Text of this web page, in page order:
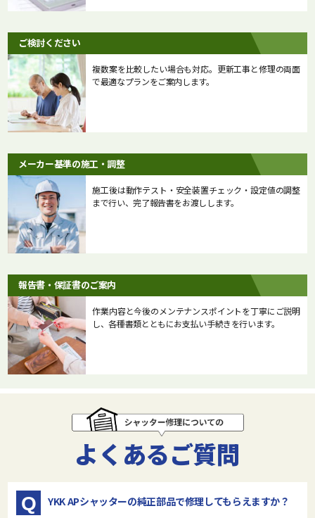
ご検討ください
複数案を比較したい場合も対応。更新工事と修理の両面
で最適なプランをご案内します。
メーカー基準の施工・調整
施工後は動作テスト・安全装置チェック・設定値の調整
まで行い、完了報告書をお渡しします。
報告書・保証書のご案内
作業内容と今後のメンテナンスポイントを丁寧にご説明
し、各種書類とともにお支払い手続きを行います。
よくあるご質問
Q YKK APシャッターの純正部品で修理してもらえますか？